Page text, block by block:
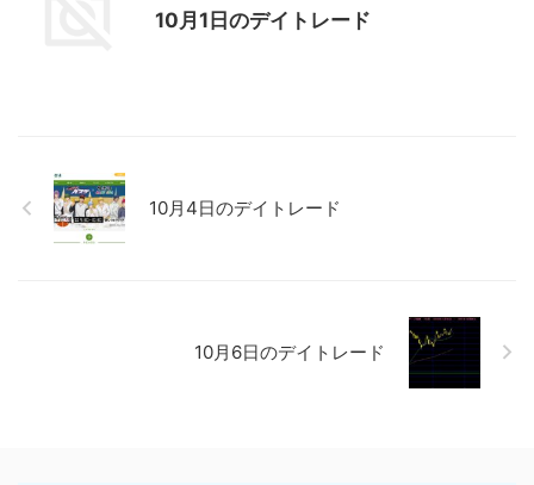
10月1日のデイトレード
10月4日のデイトレード
10月6日のデイトレード